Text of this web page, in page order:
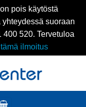
pois käytöstä
suoraan
400 520. Tervetuloa
ilmoitus